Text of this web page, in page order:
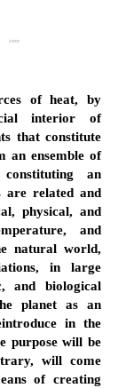
of heat, by
interior of
that constitute
an ensemble of
an
are related and
physical, and
and
natural world,
in large
and biological
planet as an
in the
purpose will be
will come
of creating